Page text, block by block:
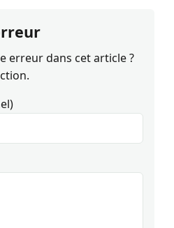
erreur dans cet article ?